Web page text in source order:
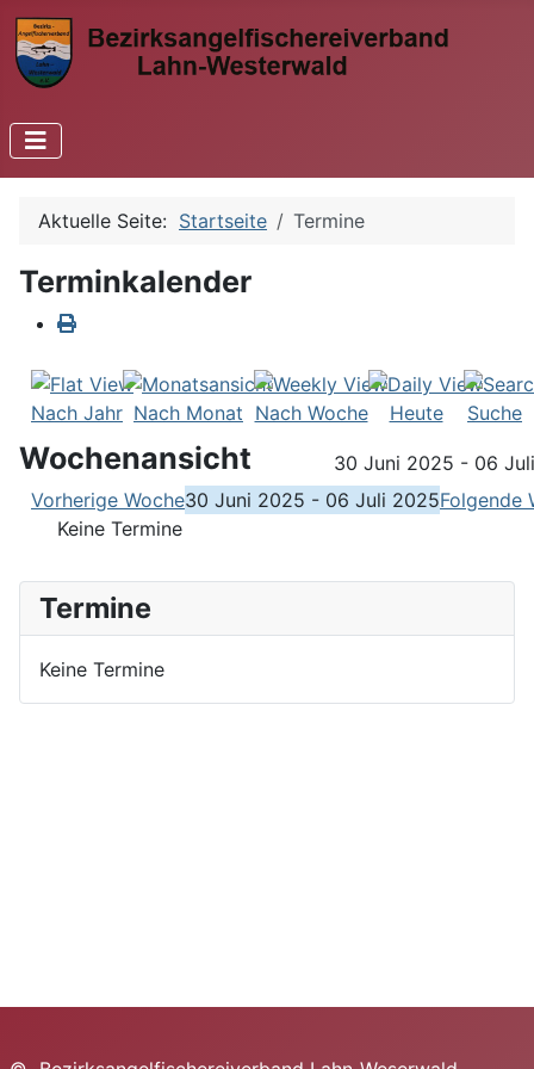
Termine
Keine Termine
Aktuelle Seite: Startseite Termine
Terminkalender
Nach Jahr Nach Monat Nach Woche Heute Suche
Wochenansicht
30 Juni 2025 - 06
Vorherige Woche30 Juni 2025 - 06 Juli 2025Folgende
Keine Termine